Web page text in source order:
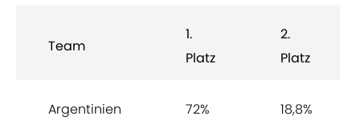
Team
1.
Platz
2.
Platz
Argentinien 72% 18,8%